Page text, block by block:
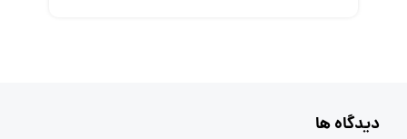
دیدگاه ها